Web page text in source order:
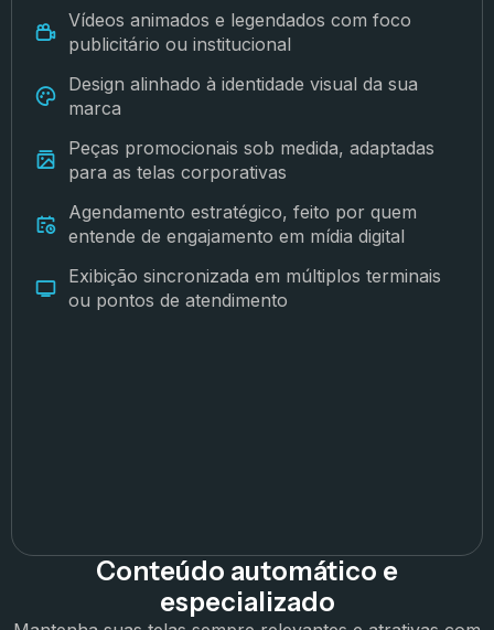
Vídeos animados e legendados com foco
publicitário ou institucional
Design alinhado à identidade visual da sua
marca
Peças promocionais sob medida, adaptadas
para as telas corporativas
Agendamento estratégico, feito por quem
entende de engajamento em mídia digital
Exibição sincronizada em múltiplos terminais
ou pontos de atendimento
Conteúdo automático e
especializado